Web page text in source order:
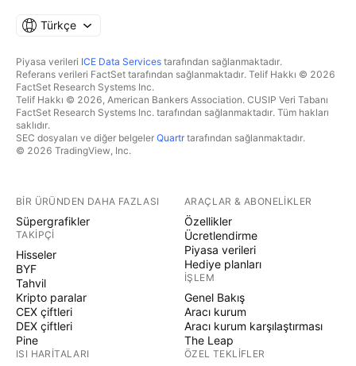
Türkçe
Piyasa verileri ICE Data Services tarafından sağlanmaktadır.
Referans verileri FactSet tarafından sağlanmaktadır. Telif Hakkı © 2026
FactSet Research Systems Inc.
Telif Hakkı © 2026, American Bankers Association. CUSIP Veri Tabanı
FactSet Research Systems Inc. tarafından sağlanmaktadır. Tüm hakları
saklıdır.
SEC dosyaları ve diğer belgeler Quartrtarafından sağlanmaktadır.
© 2026 TradingView, Inc.
BIR ÜRÜNDEN DAHA FAZLASI
Süpergrafikler
TAKIPÇI
Hisseler
BYF
Tahvil
Kripto paralar
CEX çiftleri
DEX çiftleri
Pine
ISI HARITALARI
ARAÇLAR & ABONELIKLER
Özellikler
Ücretlendirme
Piyasa verileri
Hediye planları
İŞLEM
Genel Bakış
Aracı kurum
Aracı kurum karşılaştırması
The Leap
ÖZEL TEKLIFLER